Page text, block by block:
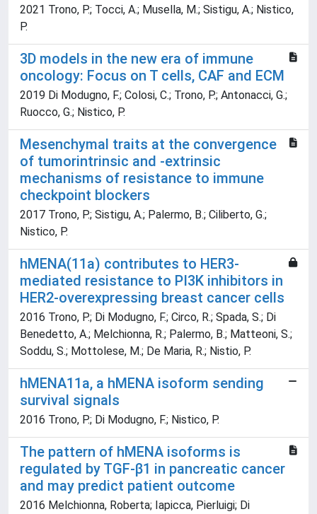
2021 Trono, P.; Tocci, A.; Musella, M.; Sistigu, A.; Nistico,
P.
3D models in the new era of immune
oncology: Focus on T cells, CAF and ECM
2019 Di Modugno, F.; Colosi, C.; Trono, P.; Antonacci, G.;
Ruocco, G.; Nistico, P.
Mesenchymal traits at the convergence
of tumorintrinsic and -extrinsic
mechanisms of resistance to immune
checkpoint blockers
2017 Trono, P.; Sistigu, A.; Palermo, B.; Ciliberto, G.;
Nistico, P.
hMENA(11a) contributes to HER3-
mediated resistance to PI3K inhibitors in
HER2-overexpressing breast cancer cells
2016 Trono, P.; Di Modugno, F.; Circo, R.; Spada, S.; Di
Benedetto, A.; Melchionna, R.; Palermo, B.; Matteoni, S.;
Soddu, S.; Mottolese, M.; De Maria, R.; Nistio, P.
hMENA11a, a hMENA isoform sending
survival signals
2016 Trono, P.; Di Modugno, F.; Nistico, P.
The pattern of hMENA isoforms is
regulated by TGF-β1 in pancreatic cancer
and may predict patient outcome
2016 Melchionna, Roberta; Iapicca, Pierluigi; Di